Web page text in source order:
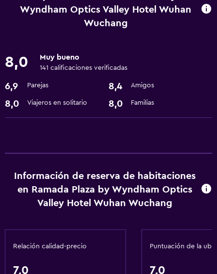
Check-out exprés
Recepción 24 horas
Wifi
Piscina y spa
Bañera de hidromasaje
Servicios de lavandería/tintorería
Ideal para familias
Wyndham Optics Valley Hotel Wuhan
Wuchang
8,0 Muy bueno
141 calificaciones verificadas
6,9 Parejas 8,4 Amigos
8,0 Viajeros en solitario 8,0 Familias
Información de reserva de habitaciones
en Ramada Plaza by Wyndham Optics
Valley Hotel Wuhan Wuchang
Relación calidad-precio
7,0
Puntuación de la
7,0